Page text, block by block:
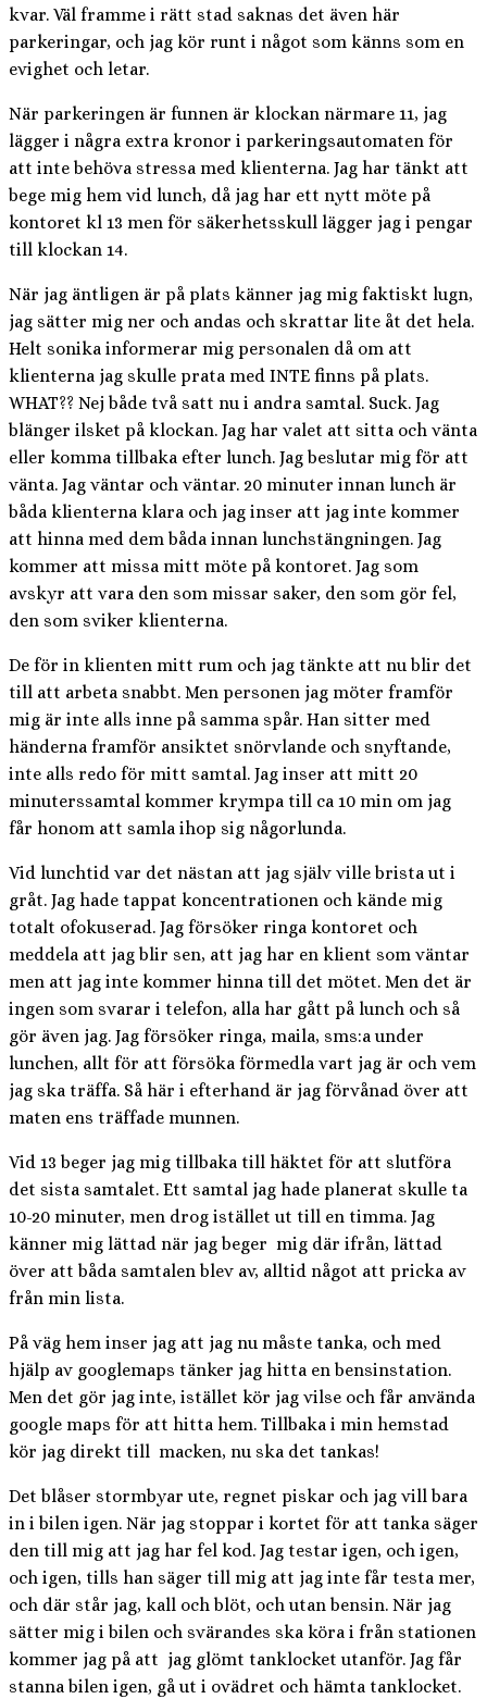
kvar. Väl framme i rätt stad saknas det även här
parkeringar, och jag kör runt i något som känns som en
evighet och letar.
När parkeringen är funnen är klockan närmare 11, jag
lägger i några extra kronor i parkeringsautomaten för
att inte behöva stressa med klienterna. Jag har tänkt att
bege mig hem vid lunch, då jag har ett nytt möte på
kontoret kl 13 men för säkerhetsskull lägger jag i pengar
till klockan 14.
När jag äntligen är på plats känner jag mig faktiskt lugn,
jag sätter mig ner och andas och skrattar lite åt det hela.
Helt sonika informerar mig personalen då om att
klienterna jag skulle prata med INTE finns på plats.
WHAT?? Nej både två satt nu i andra samtal. Suck. Jag
blänger ilsket på klockan. Jag har valet att sitta och vänta
eller komma tillbaka efter lunch. Jag beslutar mig för att
vänta. Jag väntar och väntar. 20 minuter innan lunch är
båda klienterna klara och jag inser att jag inte kommer
att hinna med dem båda innan lunchstängningen. Jag
kommer att missa mitt möte på kontoret. Jag som
avskyr att vara den som missar saker, den som gör fel,
den som sviker klienterna.
De för in klienten mitt rum och jag tänkte att nu blir det
till att arbeta snabbt. Men personen jag möter framför
mig är inte alls inne på samma spår. Han sitter med
händerna framför ansiktet snörvlande och snyftande,
inte alls redo för mitt samtal. Jag inser att mitt 20
minuterssamtal kommer krympa till ca 10 min om jag
får honom att samla ihop sig någorlunda.
Vid lunchtid var det nästan att jag själv ville brista ut i
gråt. Jag hade tappat koncentrationen och kände mig
totalt ofokuserad. Jag försöker ringa kontoret och
meddela att jag blir sen, att jag har en klient som väntar
men att jag inte kommer hinna till det mötet. Men det är
ingen som svarar i telefon, alla har gått på lunch och så
gör även jag. Jag försöker ringa, maila, sms:a under
lunchen, allt för att försöka förmedla vart jag är och vem
jag ska träffa. Så här i efterhand är jag förvånad över att
maten ens träffade munnen.
Vid 13 beger jag mig tillbaka till häktet för att slutföra
det sista samtalet. Ett samtal jag hade planerat skulle ta
10-20 minuter, men drog istället ut till en timma. Jag
känner mig lättad när jag beger mig där ifrån, lättad
över att båda samtalen blev av, alltid något att pricka av
från min lista.
På väg hem inser jag att jag nu måste tanka, och med
hjälp av googlemaps tänker jag hitta en bensinstation.
Men det gör jag inte, istället kör jag vilse och får använda
google maps för att hitta hem. Tillbaka i min hemstad
kör jag direkt till macken, nu ska det tankas!
Det blåser stormbyar ute, regnet piskar och jag vill bara
in i bilen igen. När jag stoppar i kortet för att tanka säger
den till mig att jag har fel kod. Jag testar igen, och igen,
och igen, tills han säger till mig att jag inte får testa mer,
och där står jag, kall och blöt, och utan bensin. När jag
sätter mig i bilen och svärandes ska köra i från stationen
kommer jag på att jag glömt tanklocket utanför. Jag får
stanna bilen igen, gå ut i ovädret och hämta tanklocket.